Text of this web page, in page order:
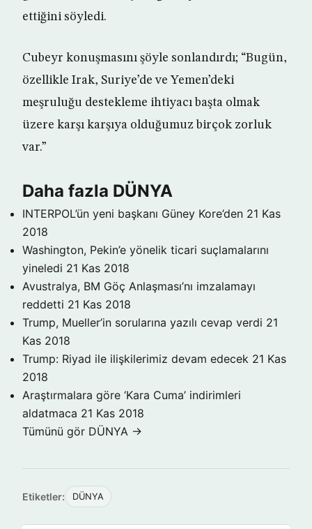
ettiğini söyledi.
Cubeyr konuşmasını şöyle sonlandırdı; “Bugün,
özellikle Irak, Suriye’de ve Yemen’deki
meşruluğu destekleme ihtiyacı başta olmak
üzere karşı karşıya olduğumuz birçok zorluk
var.”
Daha fazla DÜNYA
INTERPOL’ün yeni başkanı Güney Kore’den 21 Kas
2018
Washington, Pekin’e yönelik ticari suçlamalarını
yineledi 21 Kas 2018
Avustralya, BM Göç Anlaşması’nı imzalamayı
reddetti 21 Kas 2018
Trump, Mueller’in sorularına yazılı cevap verdi 21
Kas 2018
Trump: Riyad ile ilişkilerimiz devam edecek 21 Kas
2018
Araştırmalara göre ‘Kara Cuma’ indirimleri
aldatmaca 21 Kas 2018
Tümünü gör DÜNYA →
Etiketler: DÜNYA